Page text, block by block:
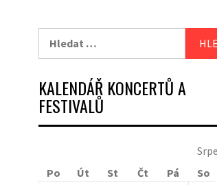
KALENDÁŘ KONCERTŮ A
FESTIVALŮ
Po
Út St Čt Pá So